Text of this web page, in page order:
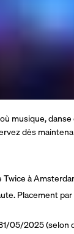
musique,
dès
à
Placement
05/2025 (selon